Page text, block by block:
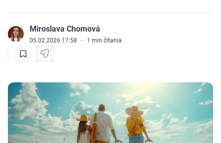
J
Miroslava Chomová
05.02.2026 17:58 · 1 min čítania